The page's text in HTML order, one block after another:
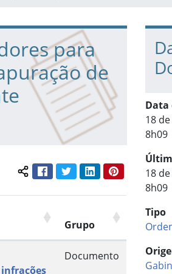
para
de
Compartilhar conteúdo:
FacebookTwitterLinkedInPinterest
Grupo
Documento
Data
18
8h09
18
8h09
Tipo